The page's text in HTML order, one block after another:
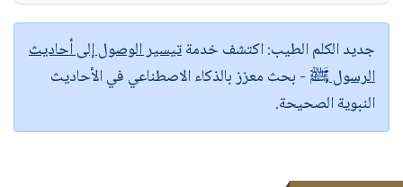
جديد الكلم الطيب:اكتشف خدمةتيسير الوصول إلى أحاديث
الرسول ﷺ - بحث معزز بالذكاء الاصطناعي في الأحاديث
النبوية الصحيحة.